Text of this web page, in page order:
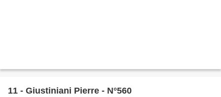
11 - Giustiniani Pierre - N°560